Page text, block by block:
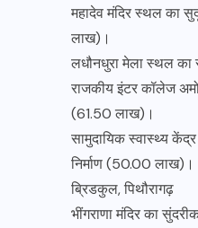
महादेव मंदिर स्थल का
लाख)।
लधौनधुरा मेला स्थल
राजकीय इंटर कॉलेज
(61.50 लाख)।
सामुदायिक स्वास्थ्य
निर्माण (50.00 लाख)।
ब्रिडकुल, पिथौरागढ़
भींगराणा मंदिर का